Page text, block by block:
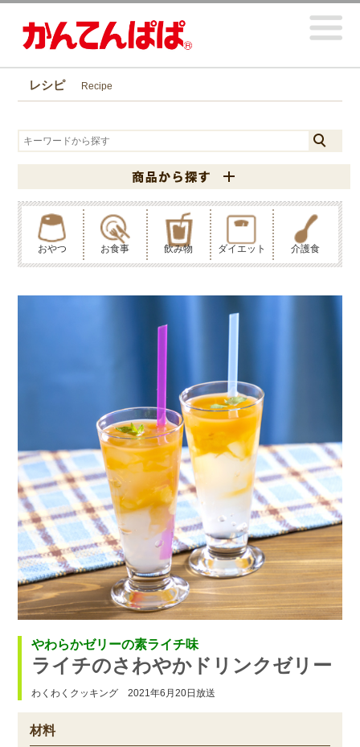
レシピ Recipe
おやつ お食事 飲み物 ダイエット 介護食
やわらかゼリーの素ライチ味
ライチのさわやかドリンクゼリー
わくわくクッキング 2021年6月20日放送
材料